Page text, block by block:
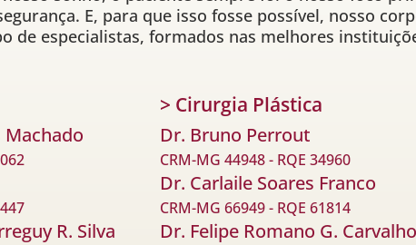
E, para que isso fosse possível, nosso
de especialistas, formados nas melhores
R. Silva
> Cirurgia Plástica
Dr. Bruno Perrout
CRM-MG 44948 - RQE 34960
Dr. Carlaile Soares Franco
CRM-MG 66949 - RQE 61814
Dr. Felipe Romano G. Carvalho